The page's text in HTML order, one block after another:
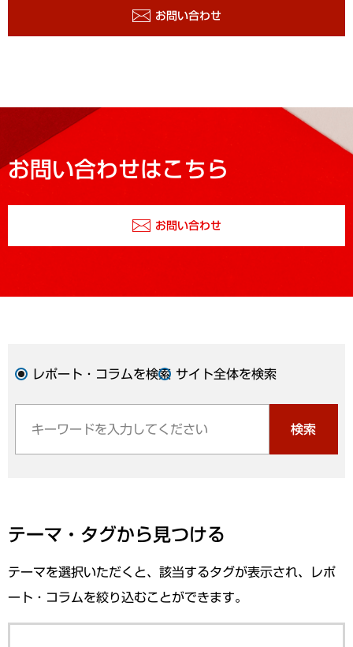
お問い合わせ
お問い合わせはこちら
お問い合わせ
レポート・コラムを検索 サイト全体を検索
検索
テーマ・タグから見つける
テーマを選択いただくと、該当するタグが表示され、レポ
ート・コラムを絞り込むことができます。